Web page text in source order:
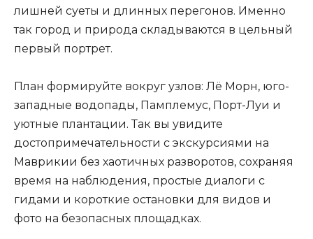
лишней суеты и длинных перегонов. Именно
так город и природа складываются в цельный
первый портрет.
План формируйте вокруг узлов: Лё Морн, юго-
западные водопады, Памплемус, Порт-Луи и
уютные плантации. Так вы увидите
достопримечательности с экскурсиями на
Маврикии без хаотичных разворотов, сохраняя
время на наблюдения, простые диалоги с
гидами и короткие остановки для видов и
фото на безопасных площадках.